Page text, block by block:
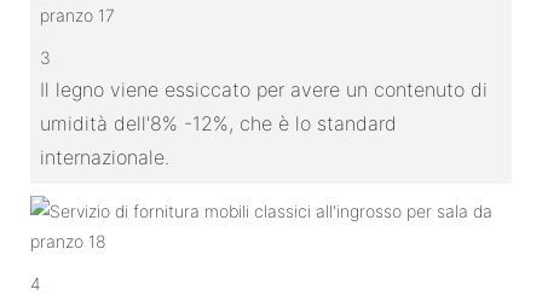
3
Il legno viene essiccato per avere un contenuto di
umidità dell'8% -12%, che è lo standard
internazionale.
4